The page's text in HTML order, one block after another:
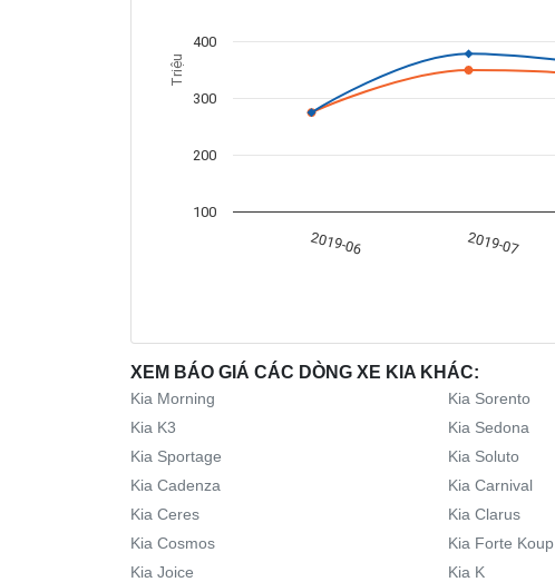
Triệu
2019-06 2019-07
100
200
300
400
XEM BÁO GIÁ CÁC DÒNG XE KIA KHÁC:
Kia Morning Kia Sorento
Kia K3
Kia Sedona
Kia Sportage
Kia Soluto
Kia Cadenza
Kia Carnival
Kia Ceres
Kia Clarus
Kia Cosmos
Kia Forte Koup
Kia Joice
Kia K